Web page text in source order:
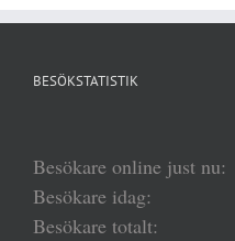
BESÖKSTATISTIK
Besökare online just nu:
Besökare idag:
Besökare totalt: